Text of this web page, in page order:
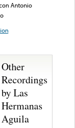
Antonio
Other
Recordings
by Las
Hermanas
Aguila